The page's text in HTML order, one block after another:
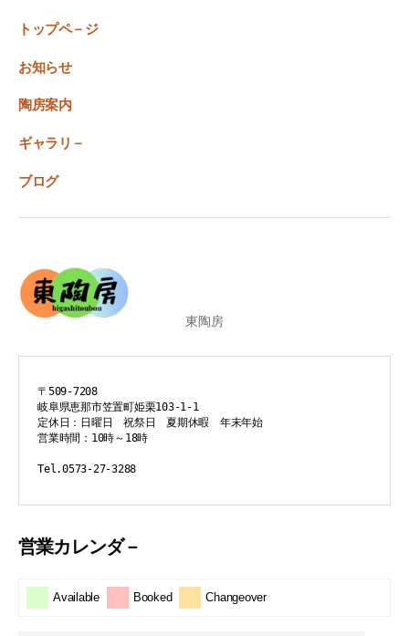
トップペ－ジ
お知らせ
陶房案内
ギャラリ－
ブログ
東陶房
〒509-7208
岐阜県恵那市笠置町姫栗103-1-1
定休日：日曜日　祝祭日　夏期休暇　年末年始
営業時間：10時～18時
Tel.0573-27-3288
営業カレンダ－
Available Booked Changeover